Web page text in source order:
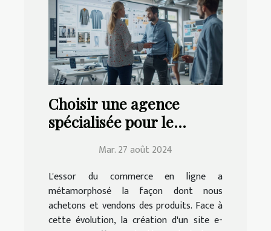
Choisir une agence
spécialisée pour le
e-commerce
Mar. 27 août 2024
L'essor du commerce en ligne a
métamorphosé la façon dont nous
achetons et vendons des produits. Face à
cette évolution, la création d'un site e-